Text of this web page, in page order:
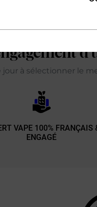
à sélectionner le
VAPE 100% FRANÇAIS
ENGAGÉ